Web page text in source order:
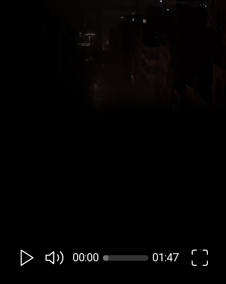
00:00 01:47